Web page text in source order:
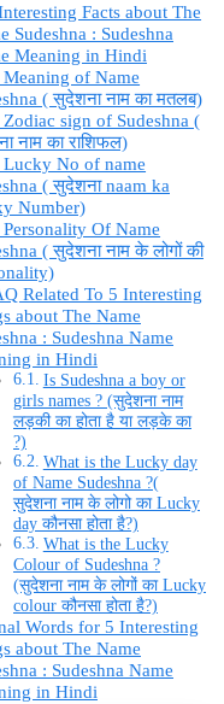
Facts about The
Sudeshna : Sudeshna
Meaning in Hindi
Meaning of Name
( सुदेशना नाम का मतलब)
Zodiac sign of Sudeshna (
नाम का राशिफल)
Lucky No of name
( सुदेशना naam ka
Number)
Of Name
( सुदेशना नाम के लोगों की
Related To 5 Interesting
about The Name
: Sudeshna Name
in Hindi
Is Sudeshna a boy or
girls names ? (सुदेशना नाम
लड़की का होता है या लड़के का
?)
What is the Lucky day
of Name Sudeshna ?(
सुदेशना नाम के लोगो का Lucky
day कौनसा होता है?)
What is the Lucky
Colour of Sudeshna ?
(सुदेशना नाम के लोगों का Lucky
colour कौनसा होता है?)
Words for 5 Interesting
about The Name
: Sudeshna Name
in Hindi